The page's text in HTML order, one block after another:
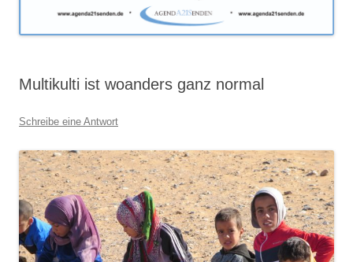
Multikulti ist woanders ganz normal
Schreibe eine Antwort